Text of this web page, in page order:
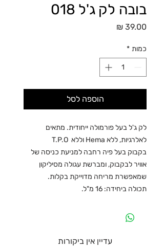
בובה לק ג'ל 018
כמות *
הוספה לסל
לק ג'ל בעל פורמולה ייחודית. מתאים
לאלרגיות, ללא Hema וללא T.P.O
בקבוק בעל פיה רחבה למניעת כניסה של
אוויר לבקבוק, ומברשת עגולה מסיליקון
שמאפשרת מריחה מדוייקת בקלות.
תכולה ביחידה: 16 מ"ל.
עדיין אין ביקורות